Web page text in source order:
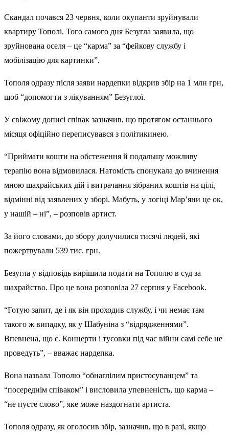
Скандал почався 23 червня, коли окупанти зруйнували
квартиру Тополі. Того самого дня Безугла заявила, що
зруйнована оселя – це “карма” за “фейкову службу і
мобілізацію для картинки”.
Тополя одразу після заяви нардепки відкрив збір на 1 млн грн,
щоб “допомогти з лікуванням” Безуглої.
У свіжому дописі співак зазначив, що протягом останнього
місяця офіційно переписувався з політикинею.
“Приймати кошти на обстеження й подальшу можливу
терапію вона відмовилася. Натомість спонукала до вчинення
мною шахрайських дій і витрачання зібраних коштів на цілі,
відмінні від заявлених у зборі. Мабуть, у логіці Мар’яни це ок,
у нашій – ні”, – розповів артист.
За його словами, до збору долучилися тисячі людей, які
пожертвували 539 тис. грн.
Безугла у відповідь вирішила подати на Тополю в суд за
шахрайство. Про це вона розповіла 27 серпня у Facebook.
“Готую запит, де і як він проходив службу, і чи немає там
такого ж випадку, як у Шабуніна з “відрядженнями”.
Впевнена, що є. Концерти і тусовки під час війни самі себе не
проведуть”, – вважає нардепка.
Вона назвала Тополю “обнаглілим пристосуванцем” та
“посереднім співаком” і висловила упевненість, що карма –
“не пусте слово”, яке може наздогнати артиста.
Тополя одразу, як оголосив збір, зазначив, що в разі, якщо